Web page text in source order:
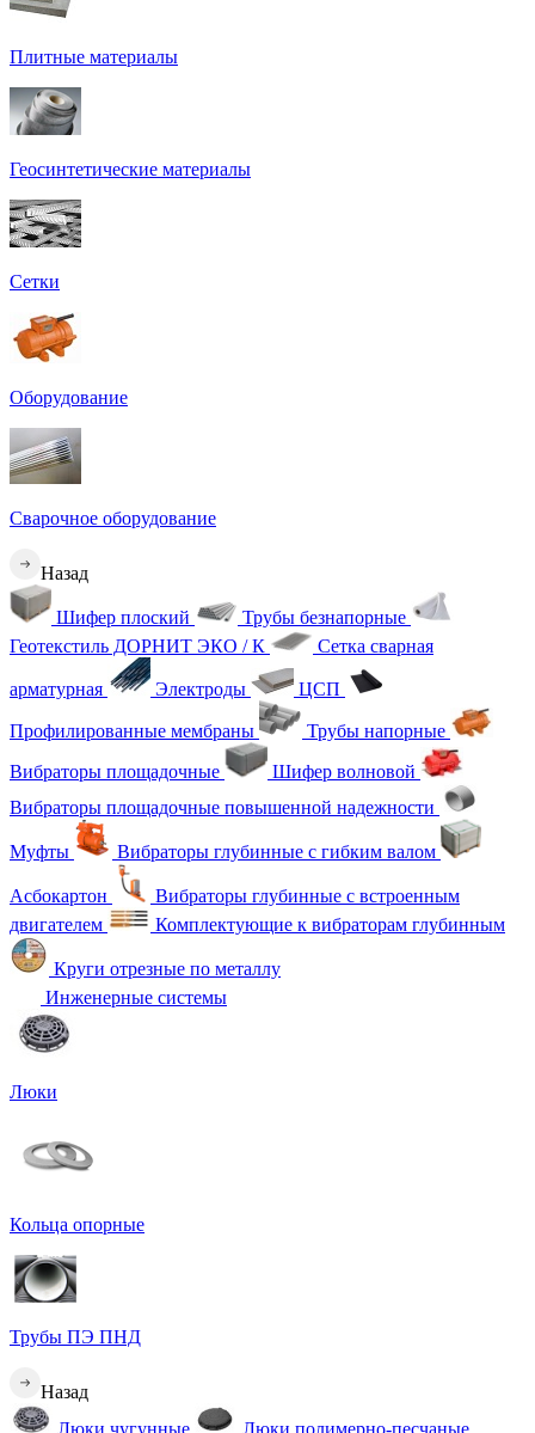
Плитные материалы
Геосинтетические материалы
Сетки
Оборудование
Сварочное оборудование
Назад
Шифер плоский
Трубы безнапорные
Геотекстиль ДОРНИТ ЭКО / К
Сетка сварная
арматурная Электроды ЦСП
Профилированные мембраны
Трубы напорные
Вибраторы площадочные
Шифер волновой
Вибраторы площадочные повышенной надежности
Муфты Вибраторы глубинные с гибким валом
Асбокартон
Вибраторы глубинные с встроенным
двигателем
Комплектующие к вибраторам глубинным
Круги отрезные по металлу
Инженерные системы
Люки
Кольца опорные
Трубы ПЭ ПНД
Назад
Люки чугунные
Люки полимерно-песчаные